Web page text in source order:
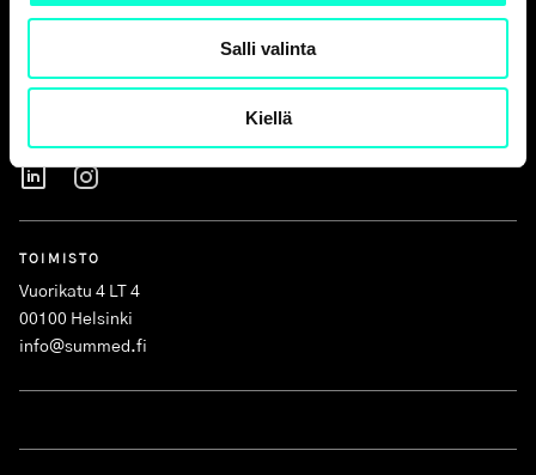
Salli valinta
Kiellä
SUMMED Finland Oy
TOIMISTO
Vuorikatu 4 LT 4
00100 Helsinki
info@summed.fi